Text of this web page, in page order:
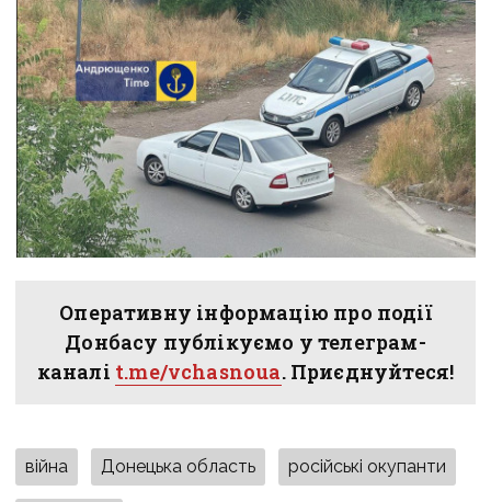
Оперативну інформацію про події
Донбасу публікуємо у телеграм-
каналі t.me/vchasnoua. Приєднуйтеся!
війна Донецька область російські окупанти